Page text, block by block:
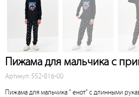
Пижама для мальчика с
Артикул: 552-816-00
Пижама для мальчика " енот" с длинными